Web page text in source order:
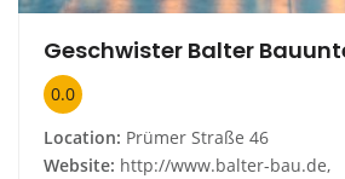
0.0
Location: Prümer Straße 46
Website: http://www.balter-bau.de,